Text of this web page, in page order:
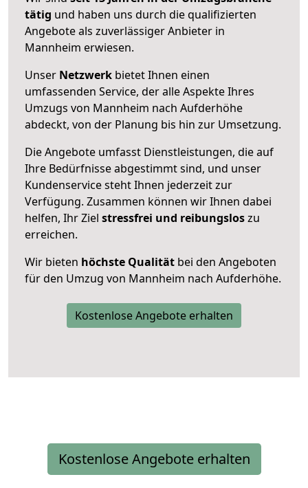
tätig und haben uns durch die qualifizierten
Angebote als zuverlässiger Anbieter in
Mannheim erwiesen.
Unser Netzwerk bietet Ihnen einen
umfassenden Service, der alle Aspekte Ihres
Umzugs von Mannheim nach Aufderhöhe
abdeckt, von der Planung bis hin zur Umsetzung.
Die Angebote umfasst Dienstleistungen, die auf
Ihre Bedürfnisse abgestimmt sind, und unser
Kundenservice steht Ihnen jederzeit zur
Verfügung. Zusammen können wir Ihnen dabei
helfen, Ihr Ziel stressfrei und reibungsloszu
erreichen.
Wir bieten höchste Qualität bei den Angeboten
für den Umzug von Mannheim nach Aufderhöhe.
Kostenlose Angebote erhalten
Kostenlose Angebote erhalten